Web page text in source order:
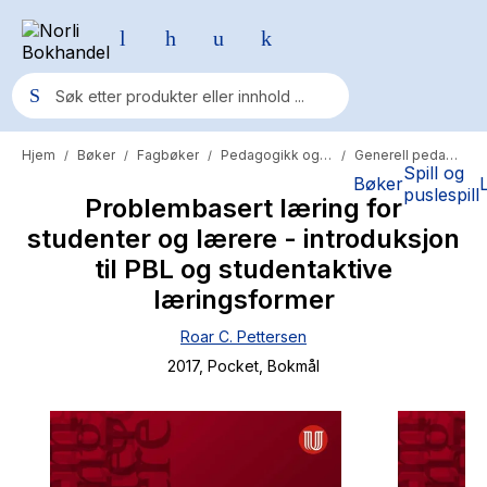
BøkerSpill og
puslespill
Populære søk
Pokemon
One piece
Fury Bound - Sable Sorensen
Elizabeth Strout
Hitster
Hypopressiv trening
Hjem / Bøker / Fagbøker / Pedagogikk og psykologi / Generell pedagogikk
Problembasert læring for
studenter og lærere - introduksjon
til PBL og studentaktive
læringsformer
Roar C. Pettersen
2017, Pocket , Bokmål